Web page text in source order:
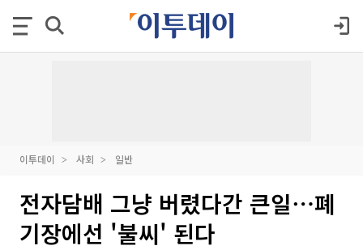
이투데이 사회 일반
전자담배 그냥 버렸다간 큰일⋯폐
기장에선 '불씨' 된다